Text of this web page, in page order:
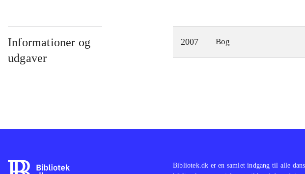
Informationer og
udgaver
2007 Bog
Bibliotek.dk er en samlet indgang til alle